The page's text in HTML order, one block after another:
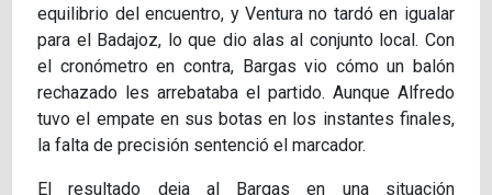
equilibrio del encuentro, y Ventura no tardó en igualar
para el Badajoz, lo que dio alas al conjunto local. Con
el cronómetro en contra, Bargas vio cómo un balón
rechazado les arrebataba el partido. Aunque Alfredo
tuvo el empate en sus botas en los instantes finales,
la falta de precisión sentenció el marcador.
El resultado deja al Bargas en una situación